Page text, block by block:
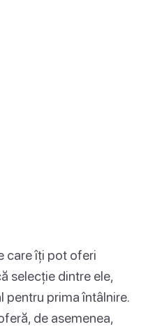
care îți pot oferi
selecție dintre ele,
pentru prima întâlnire.
de asemenea,